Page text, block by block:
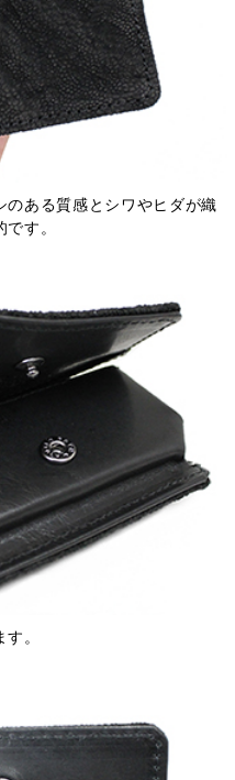
ある質感とシワやヒダが織
す。
。